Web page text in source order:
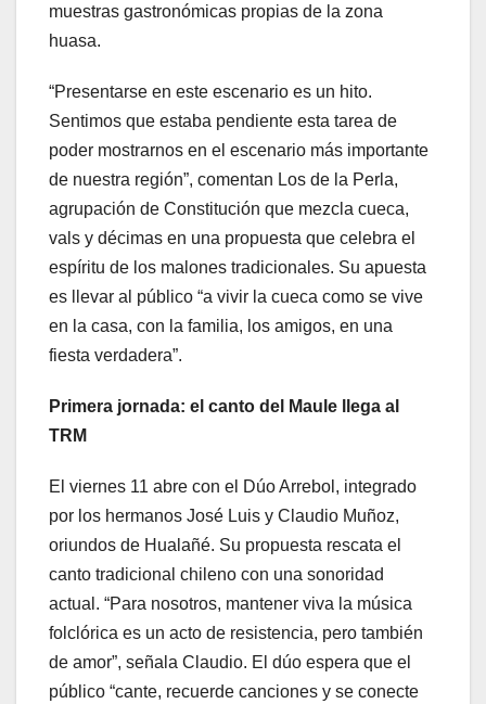
muestras gastronómicas propias de la zona
huasa.
“Presentarse en este escenario es un hito.
Sentimos que estaba pendiente esta tarea de
poder mostrarnos en el escenario más importante
de nuestra región”, comentan Los de la Perla,
agrupación de Constitución que mezcla cueca,
vals y décimas en una propuesta que celebra el
espíritu de los malones tradicionales. Su apuesta
es llevar al público “a vivir la cueca como se vive
en la casa, con la familia, los amigos, en una
fiesta verdadera”.
Primera jornada: el canto del Maule llega al
TRM
El viernes 11 abre con el Dúo Arrebol, integrado
por los hermanos José Luis y Claudio Muñoz,
oriundos de Hualañé. Su propuesta rescata el
canto tradicional chileno con una sonoridad
actual. “Para nosotros, mantener viva la música
folclórica es un acto de resistencia, pero también
de amor”, señala Claudio. El dúo espera que el
público “cante, recuerde canciones y se conecte